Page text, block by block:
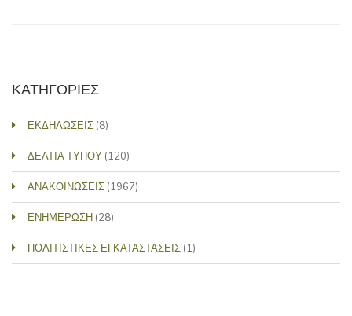
ΚΑΤΗΓΟΡΙΕΣ
ΕΚΔΗΛΩΣΕΙΣ (8)
ΔΕΛΤΙΑ ΤΥΠΟΥ (120)
ΑΝΑΚΟΙΝΩΣΕΙΣ (1967)
ΕΝΗΜΕΡΩΣΗ (28)
ΠΟΛΙΤΙΣΤΙΚΕΣ ΕΓΚΑΤΑΣΤΑΣΕΙΣ (1)